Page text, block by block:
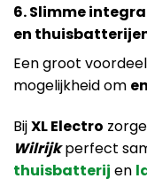
6. Slimme
en
Een groot
mogelijkheid om
BijXL Electro
Wilrijkperfect
thuisbatterij en